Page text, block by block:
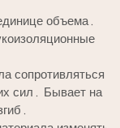
объема․
сопротивляться
сил․ Бывает на